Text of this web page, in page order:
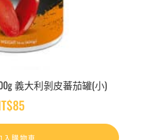
義大利剝皮蕃茄罐(小)
85